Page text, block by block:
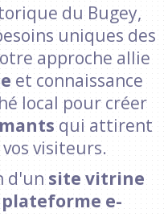
du Bugey,
uniques des
approche allie
et connaissance
local pour créer
qui attirent
visiteurs.
d'un site vitrine
plateforme e-